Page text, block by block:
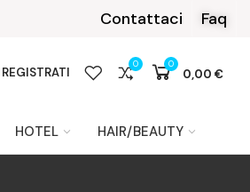
Contattaci Faq
0 0
0,00 €
HOTEL HAIR/BEAUTY